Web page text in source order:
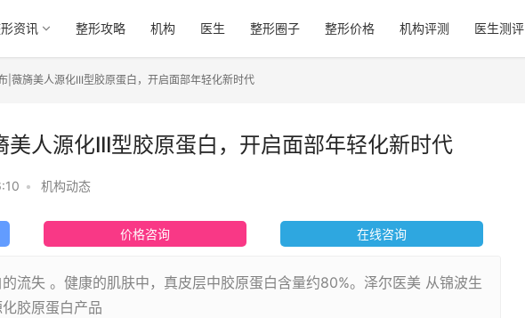
资讯 整形攻略 机构 医生 整形圈子 整形价格 机构评测 医生测评
|薇旖美人源化III型胶原蛋白，开启面部年轻化新时代
人源化III型胶原蛋白，开启面部年轻化新时代
• 机构动态
价格咨询 在线咨询
流失 。健康的肌肤中，真皮层中胶原蛋白含量约80%。泽尔医美 从锦波生
胶原蛋白产品